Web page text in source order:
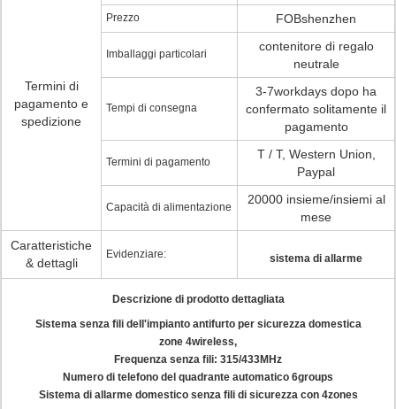
Termini di
pagamento e
spedizione
Prezzo FOBshenzhen
Imballaggi particolari
contenitore di regalo
neutrale
Tempi di consegna
3-7workdays dopo ha
confermato solitamente il
pagamento
Termini di pagamento
T / T, Western Union,
Paypal
Capacità di alimentazione
20000 insieme/insiemi al
mese
Caratteristiche
& dettagli
Evidenziare: sistema di allarme
Descrizione di prodotto dettagliata
Sistema senza fili dell'impianto antifurto per sicurezza domestica
zone 4wireless,
Frequenza senza fili: 315/433MHz
Numero di telefono del quadrante automatico 6groups
Sistema di allarme domestico senza fili di sicurezza con 4zones